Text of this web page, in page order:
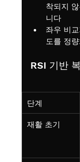
착되지
니다
좌우 비
도를 정
RSI 기반
단계
재활 초기